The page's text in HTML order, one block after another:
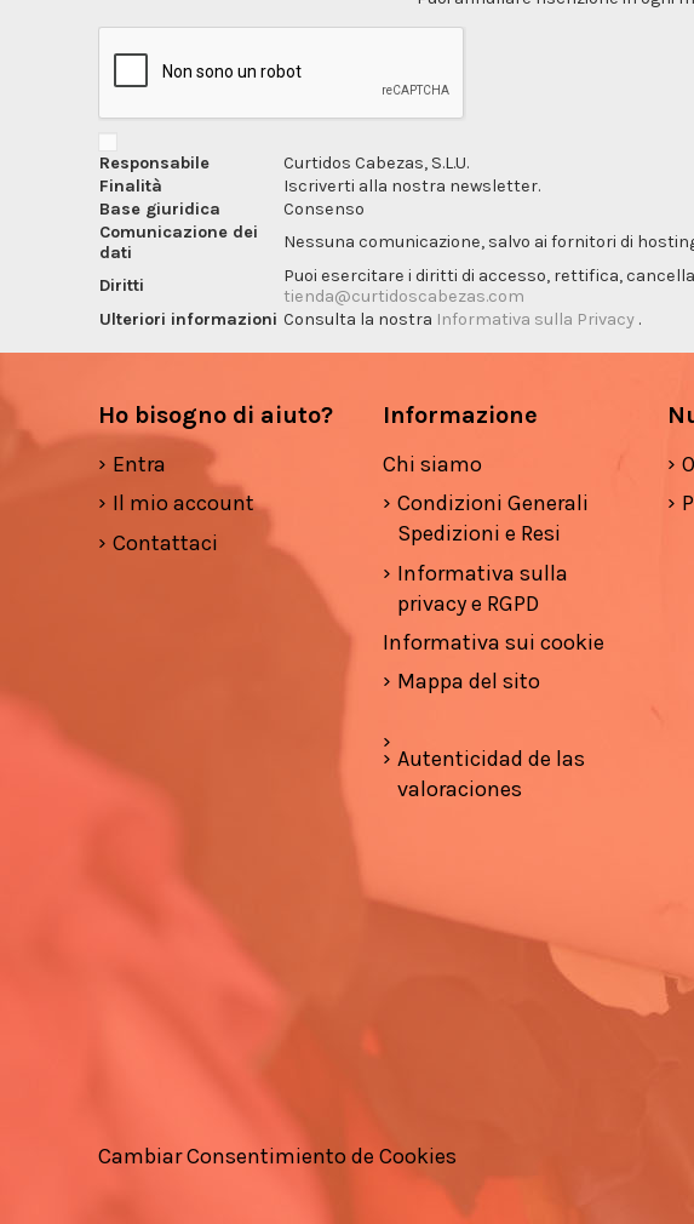
Responsabile
Curtidos Cabezas, S.L.U.
Finalità
Iscriverti alla nostra newsletter.
Base giuridica
Consenso
Comunicazione dei
dati
Nessuna comunicazione, salvo ai fornitori di
Diritti
Puoi esercitare i diritti di accesso, rettifica,
tienda@curtidoscabezas.com
Ulteriori informazioni Consulta la nostra Informativa sulla Privacy .
Ho bisogno di aiuto?
Entra
Il mio account
Contattaci
Informazione
Chi siamo
Condizioni Generali
Spedizioni e Resi
Informativa sulla
privacy e RGPD
Informativa sui cookie
Mappa del sito
Autenticidad de las
valoraciones
Cambiar Consentimiento de Cookies